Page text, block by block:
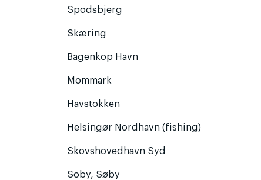
Spodsbjerg
Skæring
Bagenkop Havn
Mommark
Havstokken
Helsingør Nordhavn (fishing)
Skovshovedhavn Syd
Soby, Søby